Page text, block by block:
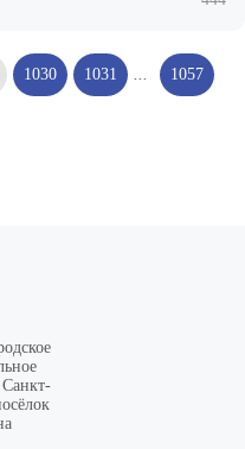
1030 1031 1057